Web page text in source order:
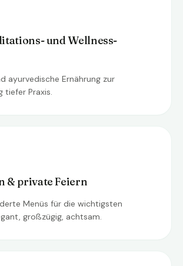
und Wellness-
ayurvedische Ernährung zur
tiefer Praxis.
& private Feiern
Menüs für die wichtigsten
großzügig, achtsam.